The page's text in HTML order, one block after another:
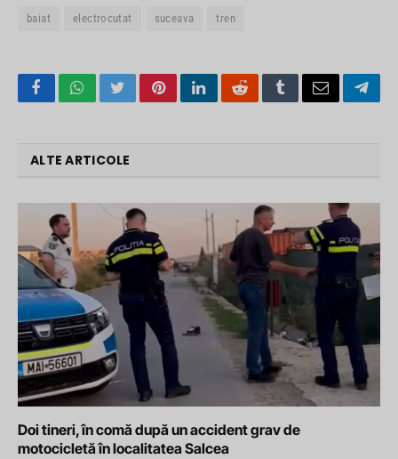
baiat electrocutat suceava tren
FacebookWhatsApp
TwitterPinterestLinkedInRedditTumblrEmail
ALTE ARTICOLE
Doi tineri, în comă după un accident grav de
motocicletă în localitatea Salcea